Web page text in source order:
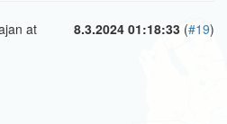
8.3.2024 01:18:33 (#19)
at